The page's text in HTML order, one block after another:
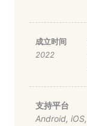
成立时间
2022
支持平台
Android, iOS,